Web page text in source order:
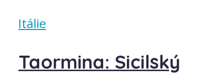
Itálie
Taormina: Sicilský